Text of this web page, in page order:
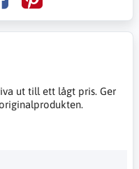
ut till ett lågt pris. Ger